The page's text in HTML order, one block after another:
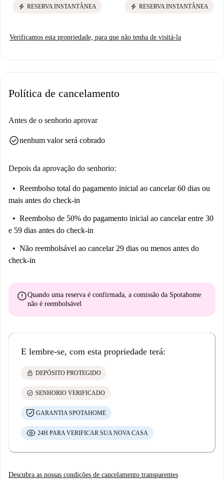
electric_bolt RESERVA INSTANTÂNEA electric_bolt RESERVA INSTANTÂNEA
Verificamos esta propriedade, para que não tenha de visitá-la
Política de cancelamento
Antes de o senhorio aprovar
check_circlenenhum valor será cobrado
Depois da aprovação do senhorio:
Reembolso total do pagamento inicial ao cancelar 60 dias ou
mais antes do check-in
Reembolso de 50% do pagamento inicial ao cancelar entre 30
e 59 dias antes do check-in
Não reembolsável ao cancelar 29 dias ou menos antes do
check-in
errorQuando uma reserva é confirmada, a comissão da Spotahome
não é reembolsável
E lembre-se, com esta propriedade terá:
lock DEPÓSITO PROTEGIDO
check_circle SENHORIO VERIFICADO
GARANTIA SPOTAHOME
24H PARA VERIFICAR SUA NOVA CASA
Descubra as nossas condições de cancelamento transparentes